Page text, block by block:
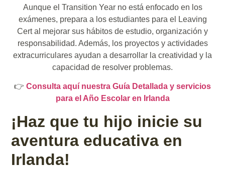
Aunque el Transition Year no está enfocado en los
exámenes, prepara a los estudiantes para el Leaving
Cert al mejorar sus hábitos de estudio, organización y
responsabilidad. Además, los proyectos y actividades
extracurriculares ayudan a desarrollar la creatividad y la
capacidad de resolver problemas.
👉 Consulta aquí nuestra Guía Detallada y servicios
para el Año Escolar en Irlanda
¡Haz que tu hijo inicie su
aventura educativa en
Irlanda!